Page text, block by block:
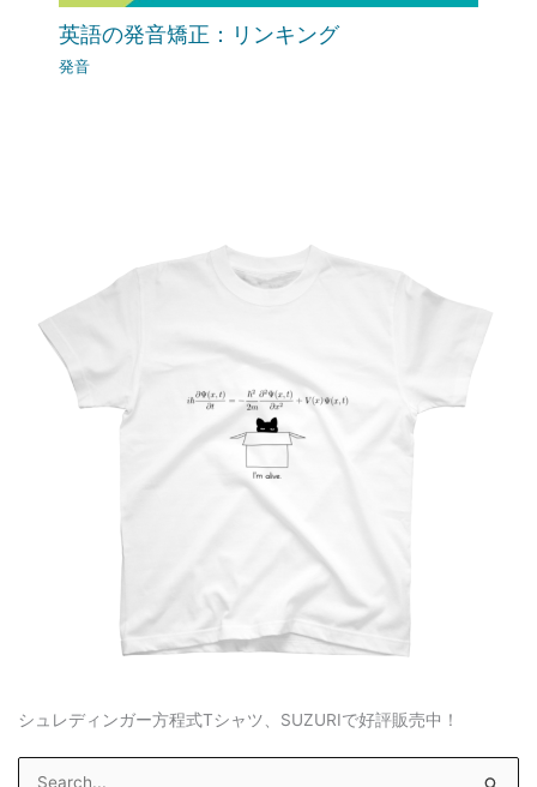
英語の発音矯正：リンキング
発音
シュレディンガー方程式Tシャツ、SUZURIで好評販売中！